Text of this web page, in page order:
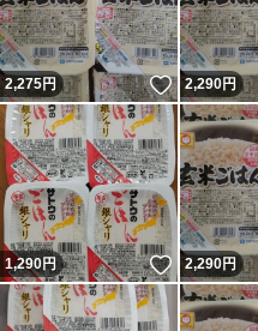
2,275円 いいね！
2,290円
1,290円 いいね！
2,290円